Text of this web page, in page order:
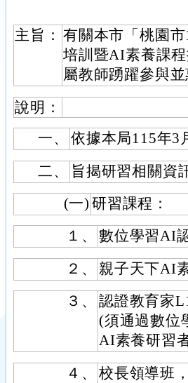
主旨： 有關本市「桃園
培訓暨AI素養課
屬教師踴躍參與
說明：
一、
依據本局115年3
二、
旨揭研習相關資
(一) 研習課程：
１、
數位學習AI
２、
親子天下AI
３、
認證教育家
(須通過數位
AI素養研習
４、
校長領導班